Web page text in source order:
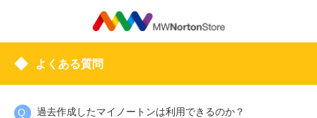
よくある質問
過去作成したマイノートンは利用できるのか？